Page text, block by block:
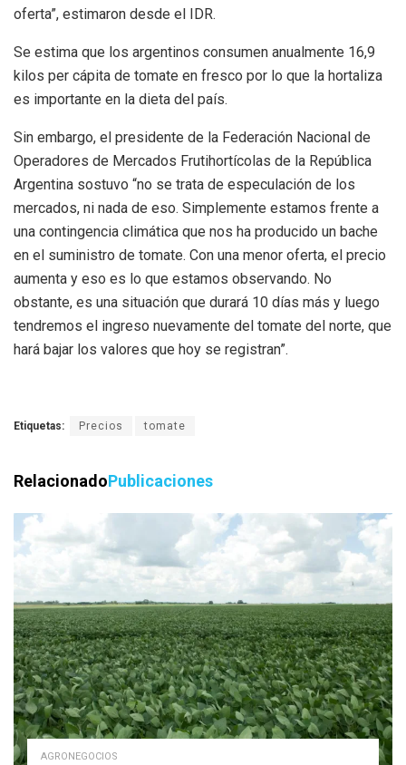
oferta”, estimaron desde el IDR.
Se estima que los argentinos consumen anualmente 16,9
kilos per cápita de tomate en fresco por lo que la hortaliza
es importante en la dieta del país.
Sin embargo, el presidente de la Federación Nacional de
Operadores de Mercados Frutihortícolas de la República
Argentina sostuvo “no se trata de especulación de los
mercados, ni nada de eso. Simplemente estamos frente a
una contingencia climática que nos ha producido un bache
en el suministro de tomate. Con una menor oferta, el precio
aumenta y eso es lo que estamos observando. No
obstante, es una situación que durará 10 días más y luego
tendremos el ingreso nuevamente del tomate del norte, que
hará bajar los valores que hoy se registran”.
Etiquetas: Precios tomate
RelacionadoPublicaciones
AGRONEGOCIOS